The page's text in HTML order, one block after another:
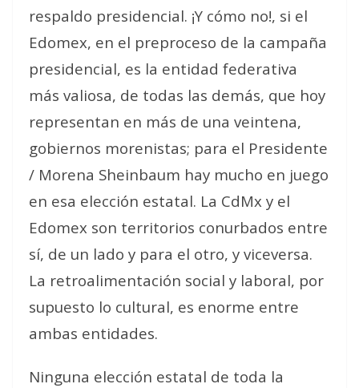
respaldo presidencial. ¡Y cómo no!, si el
Edomex, en el preproceso de la campaña
presidencial, es la entidad federativa
más valiosa, de todas las demás, que hoy
representan en más de una veintena,
gobiernos morenistas; para el Presidente
/ Morena Sheinbaum hay mucho en juego
en esa elección estatal. La CdMx y el
Edomex son territorios conurbados entre
sí, de un lado y para el otro, y viceversa.
La retroalimentación social y laboral, por
supuesto lo cultural, es enorme entre
ambas entidades.
Ninguna elección estatal de toda la